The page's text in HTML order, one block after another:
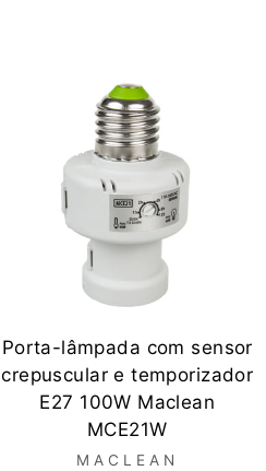
Porta-lâmpada com sensor
crepuscular e temporizador
E27 100W Maclean
MCE21W
MACLEAN